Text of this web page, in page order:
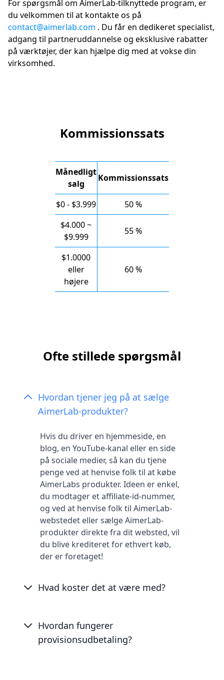
For spørgsmål om AimerLab-tilknyttede program, er
du velkommen til at kontakte os på
contact@aimerlab.com . Du får en dedikeret specialist,
adgang til partneruddannelse og eksklusive rabatter
på værktøjer, der kan hjælpe dig med at vokse din
virksomhed.
Kommissionssats
Månedligt
salg
Kommissionssats
$0 - $3.999
50 %
$4.000 ~
$9.999
55 %
$1.0000
eller
højere
60 %
Ofte stillede spørgsmål
Hvordan tjener jeg på at sælge
AimerLab-produkter?
Hvis du driver en hjemmeside, en
blog, en YouTube-kanal eller en side
på sociale medier, så kan du tjene
penge ved at henvise folk til at købe
AimerLabs produkter. Ideen er enkel,
du modtager et affiliate-id-nummer,
og ved at henvise folk til AimerLab-
webstedet eller sælge AimerLab-
produkter direkte fra dit websted, vil
du blive krediteret for ethvert køb,
der er foretaget!
Hvad koster det at være med?
Hvordan fungerer
provisionsudbetaling?